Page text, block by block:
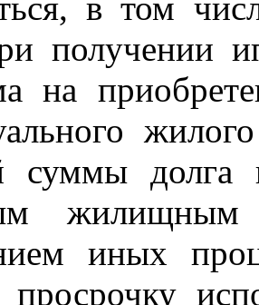
получении
на
суммы долга
иных